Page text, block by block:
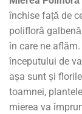
închise față de
polifloră
în care ne
începutului de
așa sunt și
toamnei,
mierea va